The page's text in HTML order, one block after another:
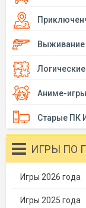
Выживание
Аниме-игры
Старые ПК
ИГРЫ ПО
Игры 2026 года
Игры 2025 года